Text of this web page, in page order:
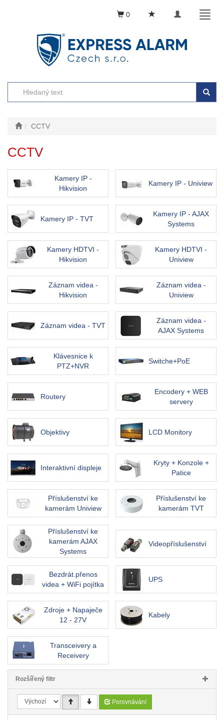
Toggle
0
CCTV
CCTV
Kamery IP -
Hikvision
Kamery IP - Uniview
Kamery IP - TVT
Kamery IP - AJAX
Systems
Kamery HDTVI -
Hikvision
Kamery HDTVI -
Uniview
Záznam videa -
Hikvision
Záznam videa -
Uniview
Záznam videa - TVT
Záznam videa -
AJAX Systems
Klávesnice k
PTZ+NVR
Switche+PoE
Routery
Encodery + WEB
servery
Objektivy LCD Monitory
Interaktivní displeje
Kryty + Konzole +
Patice
Příslušenství ke
kamerám Uniview
Příslušenství ke
kamerám TVT
Příslušenství ke
kamerám AJAX
Systems
Videopříslušenství
Bezdrát.přenos
videa + WiFi pojítka
UPS
Zdroje + Napaječe
12 - 27V
Kabely
Transceivery a
Receivery
Rozšířený filtr
Porovnávání